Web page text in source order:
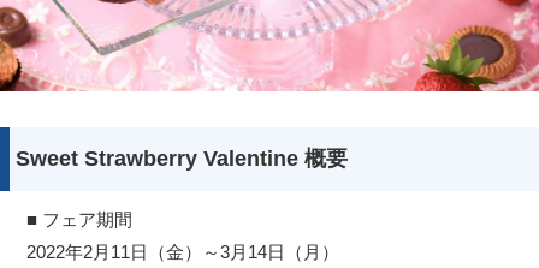
Sweet Strawberry Valentine 概要
■ フェア期間
2022年2月11日（金）～3月14日（月）